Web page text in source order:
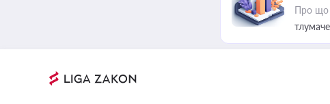
Про що